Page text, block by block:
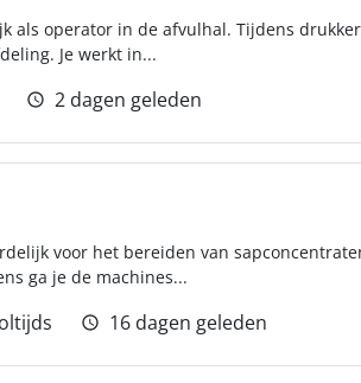
als operator in de afvulhal. Tijdens
Je werkt in...
2 dagen geleden
voor het bereiden van
ga je de machines...
16 dagen geleden